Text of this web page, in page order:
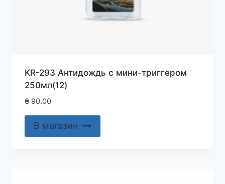
KR-293 Антидождь с мини-триггером
250мл(12)
₴90.00
В магазин